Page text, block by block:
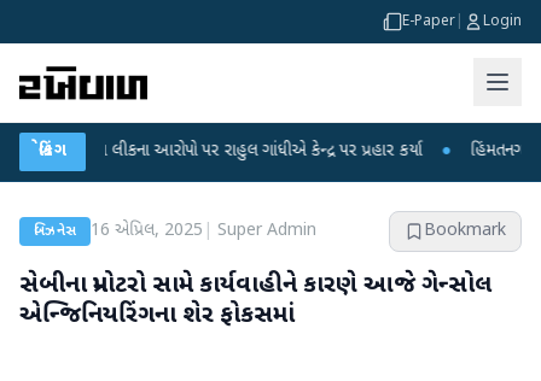
E-Paper Login
બ્રેકિંગ
લીકના આરોપો પર રાહુલ ગાંધીએ કેન્દ્ર પર પ્રહાર કર્યા ● હિંમતનગરમાં રહસ્યમય
બિઝનેસ 16 એપ્રિલ, 2025 Super Admin Bookmark
સેબીના પ્રમોટરો સામે કાર્યવાહીને કારણે આજે ગેન્સોલ
એન્જિનિયરિંગના શેર ફોકસમાં